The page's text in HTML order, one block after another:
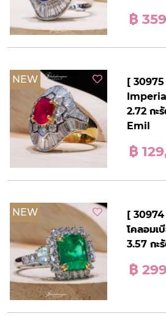
฿
NEW
[
2.72 กะ
Emil
฿
NEW
[
โคลอมเ
3.57 กะ
฿